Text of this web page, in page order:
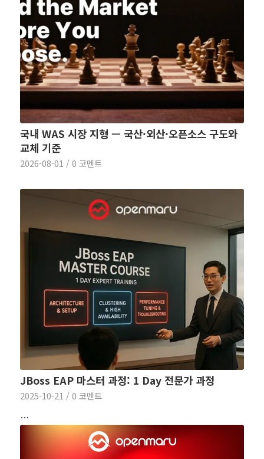
국내 WAS 시장 지형 — 국산·외산·오픈소스 구도와
교체 기준
2026-08-01 / 0 코멘트
JBoss EAP 마스터 과정: 1 Day 전문가 과정
2025-10-21 / 0 코멘트
…